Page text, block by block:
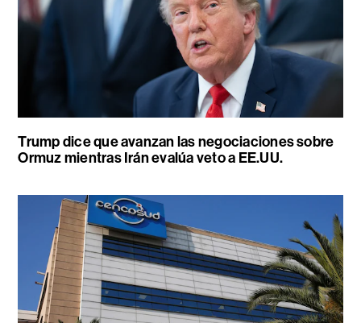
Trump dice que avanzan las negociaciones sobre
Ormuz mientras Irán evalúa veto a EE.UU.